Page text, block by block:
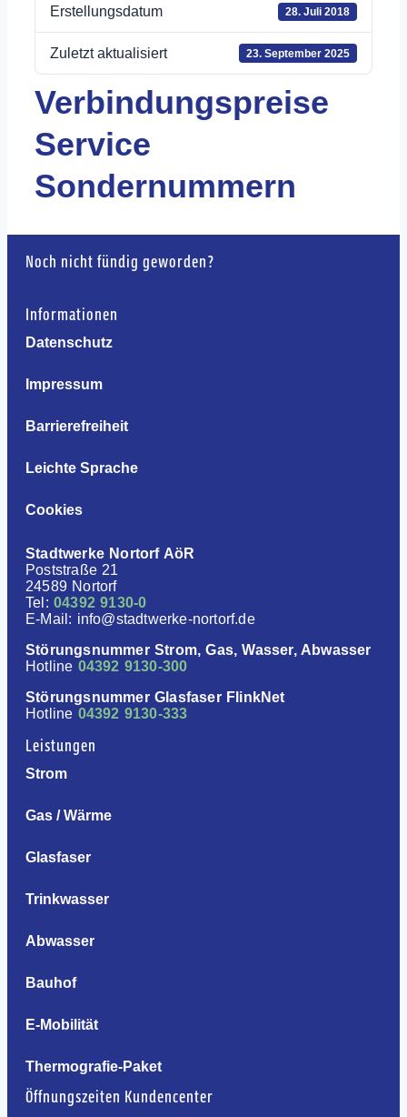
Erstellungsdatum 28. Juli 2018
Zuletzt aktualisiert 23. September 2025
Verbindungspreise
Service
Sondernummern
Noch nicht fündig geworden?
Informationen
Datenschutz
Impressum
Barrierefreiheit
Leichte Sprache
Cookies
Stadtwerke Nortorf AöR
Poststraße 21
24589 Nortorf
Tel: 04392 9130-0
E-Mail: info@stadtwerke-nortorf.de
Störungsnummer Strom, Gas, Wasser, Abwasser
Hotline 04392 9130-300
Störungsnummer Glasfaser FlinkNet
Hotline 04392 9130-333
Leistungen
Strom
Gas / Wärme
Glasfaser
Trinkwasser
Abwasser
Bauhof
E-Mobilität
Thermografie-Paket
Öffnungszeiten Kundencenter